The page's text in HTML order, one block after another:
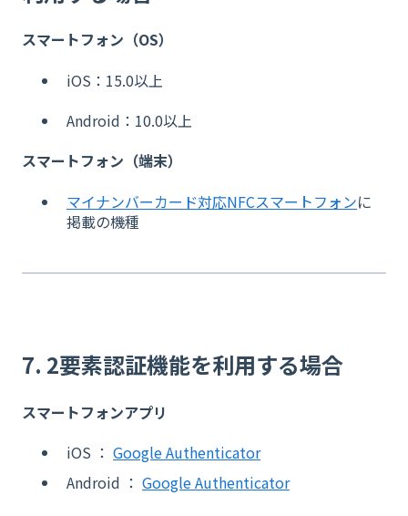
スマートフォン（OS）
iOS：15.0以上
Android：10.0以上
スマートフォン（端末）
マイナンバーカード対応NFCスマートフォンに
掲載の機種
7. 2要素認証機能を利用する場合
スマートフォンアプリ
iOS ： Google Authenticator
Android ： Google Authenticator